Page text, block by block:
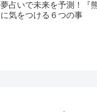
夢占いで未来を予測！『
に気をつける６つの事